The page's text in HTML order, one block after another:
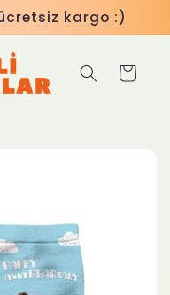
kargo :)
Sepet